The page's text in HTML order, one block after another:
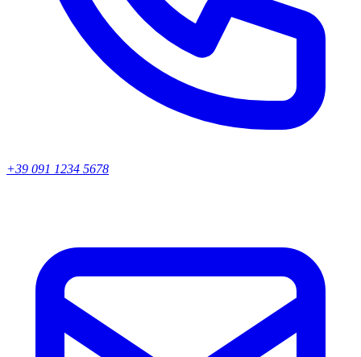
+39 091 1234 5678